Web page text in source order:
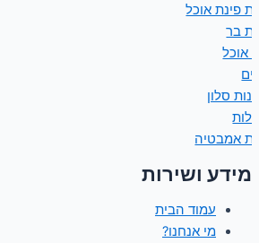
פינת אוכל
בר
אוכל
סלון
אמבטיה
מידע ושירות
עמוד הבית
מי אנחנו?